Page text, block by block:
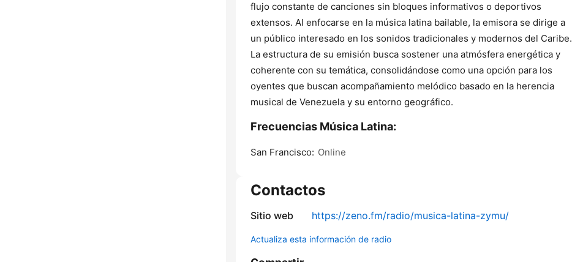
flujo constante de canciones sin bloques informativos o deportivos
extensos. Al enfocarse en la música latina bailable, la emisora se dirige a
un público interesado en los sonidos tradicionales y modernos del Caribe.
La estructura de su emisión busca sostener una atmósfera energética y
coherente con su temática, consolidándose como una opción para los
oyentes que buscan acompañamiento melódico basado en la herencia
musical de Venezuela y su entorno geográfico.
Frecuencias Música Latina:
San Francisco: Online
Contactos
Sitio web https://zeno.fm/radio/musica-latina-zymu/
Actualiza esta información de radio